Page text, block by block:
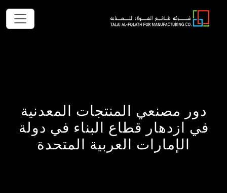
دور مصنعي المنتجات المعدنية
في ازدهار قطاع البناء في دولة
الإمارات العربية المتحدة